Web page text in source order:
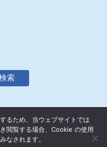
索
るため、当ウェブサイトでは
閲覧する場合、Cookie の使用
なされます。